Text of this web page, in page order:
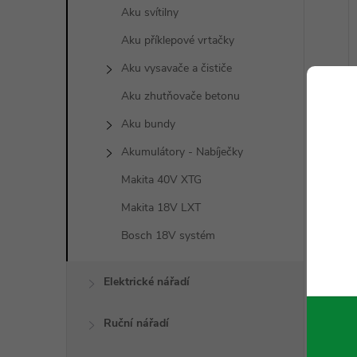
Aku svítilny
Aku příklepové vrtačky
Aku vysavače a čističe
Aku zhutňovače betonu
Aku bundy
Akumulátory - Nabíječky
Makita 40V XTG
Makita 18V LXT
Bosch 18V systém
Elektrické nářadí
Ruční nářadí